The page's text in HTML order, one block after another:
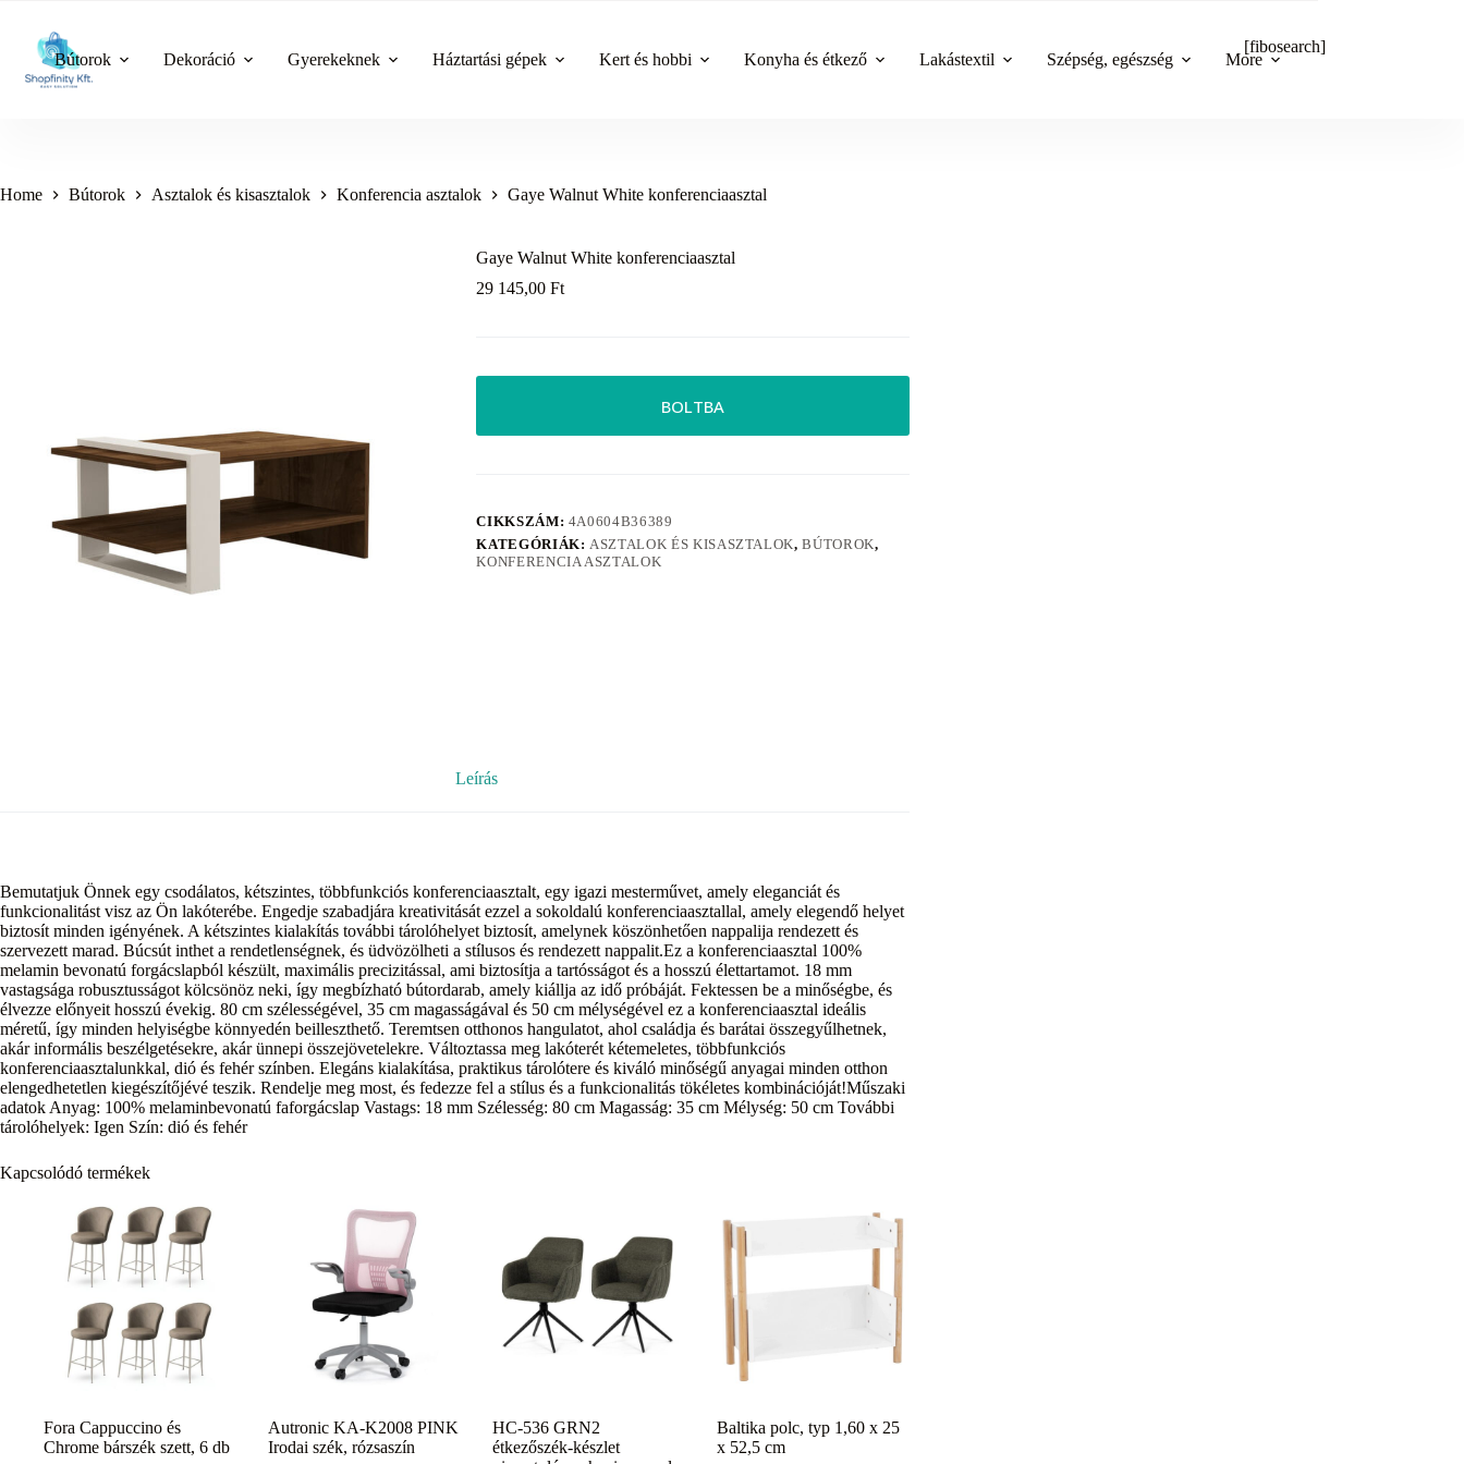
content
Bútorok Dekoráció Gyerekeknek Háztartási gépek Kert és hobbi Konyha és étkező Lakástextil Szépség, egészség More
[fibosearch]
Home Bútorok Asztalok és kisasztalok Konferencia asztalok Gaye Walnut White konferenciaasztal
Gaye Walnut White konferenciaasztal
29 145,00Ft
BOLTBA
CIKKSZÁM: 4A0604B36389
KATEGÓRIÁK:ASZTALOK ÉS KISASZTALOK,BÚTOROK,
KONFERENCIA ASZTALOK
Leírás
Bemutatjuk Önnek egy csodálatos, kétszintes, többfunkciós konferenciaasztalt, egy igazi mesterművet, amely eleganciát és
funkcionalitást visz az Ön lakóterébe. Engedje szabadjára kreativitását ezzel a sokoldalú konferenciaasztallal, amely elegendő helyet
biztosít minden igényének. A kétszintes kialakítás további tárolóhelyet biztosít, amelynek köszönhetően nappalija rendezett és
szervezett marad. Búcsút inthet a rendetlenségnek, és üdvözölheti a stílusos és rendezett nappalit.Ez a konferenciaasztal 100%
melamin bevonatú forgácslapból készült, maximális precizitással, ami biztosítja a tartósságot és a hosszú élettartamot. 18 mm
vastagsága robusztusságot kölcsönöz neki, így megbízható bútordarab, amely kiállja az idő próbáját. Fektessen be a minőségbe, és
élvezze előnyeit hosszú évekig. 80 cm szélességével, 35 cm magasságával és 50 cm mélységével ez a konferenciaasztal ideális
méretű, így minden helyiségbe könnyedén beilleszthető. Teremtsen otthonos hangulatot, ahol családja és barátai összegyűlhetnek,
akár informális beszélgetésekre, akár ünnepi összejövetelekre. Változtassa meg lakóterét kétemeletes, többfunkciós
konferenciaasztalunkkal, dió és fehér színben. Elegáns kialakítása, praktikus tárolótere és kiváló minőségű anyagai minden otthon
elengedhetetlen kiegészítőjévé teszik. Rendelje meg most, és fedezze fel a stílus és a funkcionalitás tökéletes kombinációját!Műszaki
adatok Anyag: 100% melaminbevonatú faforgácslap Vastags: 18 mm Szélesség: 80 cm Magasság: 35 cm Mélység: 50 cm További
tárolóhelyek: Igen Szín: dió és fehér
Kapcsolódó termékek
Fora Cappuccino és
Chrome bárszék szett, 6 db
Autronic KA-K2008 PINK
Irodai szék, rózsaszín
HC-536 GRN2
étkezőszék-készlet
Baltika polc, typ 1,60 x 25
x 52,5 cm